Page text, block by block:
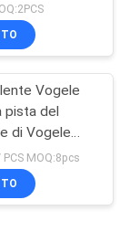
Vogele
pista del
di Vogele
2000
PCS MOQ:8pcs